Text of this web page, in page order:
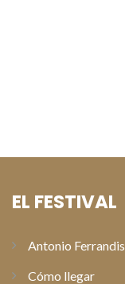
EL FESTIVAL
Antonio Ferrandis
Cómo llegar